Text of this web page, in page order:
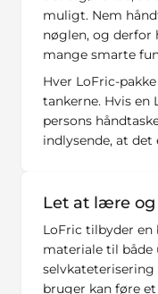
muligt. Nem
nøglen, og derfor
mange smarte
Hver LoFric-
tankerne. Hvis en
persons
indlysende, at det
Let at lære
LoFric tilbyder
materiale til
selvkateterisering
bruger kan føre